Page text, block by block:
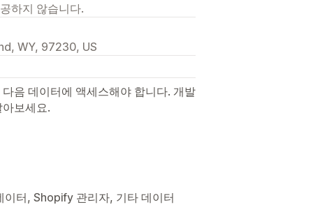
하지 않습니다.
WY, 97230, US
음 데이터에 액세스해야 합니다. 개발
보세요.
터, Shopify 관리자, 기타 데이터